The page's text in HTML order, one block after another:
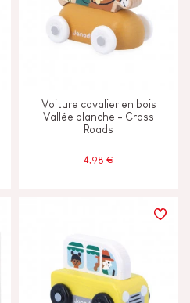
Voiture cavalier en bois
Vallée blanche - Cross
Roads
4,98 €